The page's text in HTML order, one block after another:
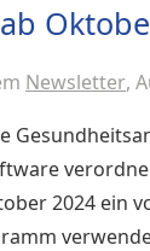
Presse
Newsletter,
2024 ein